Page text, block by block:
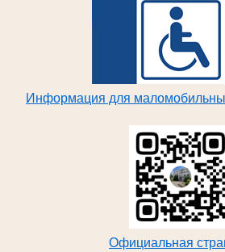
Информация для
Официальная